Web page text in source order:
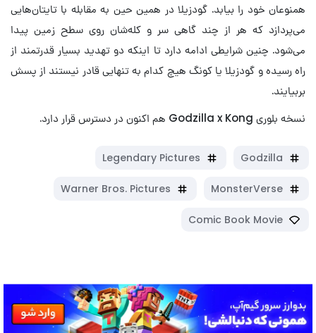
همنوعان خود را بیابد. گودزیلا در همین حین به مقابله با تایتان‌هایی
می‌پردازد که هر از چند گاهی سر و کله‌شان روی سطح زمین پیدا
می‌شود. چنین شرایطی ادامه دارد تا اینکه دو تهدید بسیار قدرتمند از
راه رسیده و گودزیلا یا کونگ هیچ کدام به تنهایی قادر نیستند از پسش
بربیایند.
نسخه بلوری Godzilla x Kong هم اکنون در دسترس قرار دارد.
Godzilla
Legendary Pictures
MonsterVerse
Warner Bros. Pictures
Comic Book Movie